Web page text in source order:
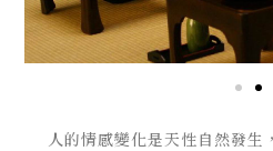
人的情感變化是天性自然發生